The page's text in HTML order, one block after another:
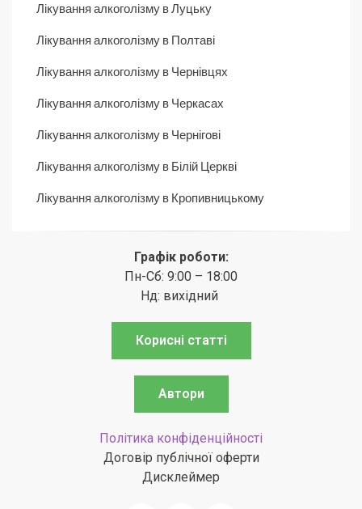
Лікування алкоголізму в Луцьку
Лікування алкоголізму в Полтаві
Лікування алкоголізму в Чернівцях
Лікування алкоголізму в Черкасах
Лікування алкоголізму в Чернігові
Лікування алкоголізму в Білій Церкві
Лікування алкоголізму в Кропивницькому
Графік роботи:
Пн-Сб: 9:00 – 18:00
Нд: вихідний
Корисні статті
Автори
Політика конфіденційності
Договір публічної оферти
Дисклеймер